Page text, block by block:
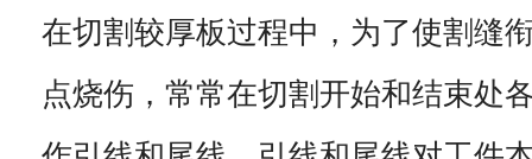
在切割较厚板过程中，为了使割缝
点烧伤，常常在切割开始和结束处